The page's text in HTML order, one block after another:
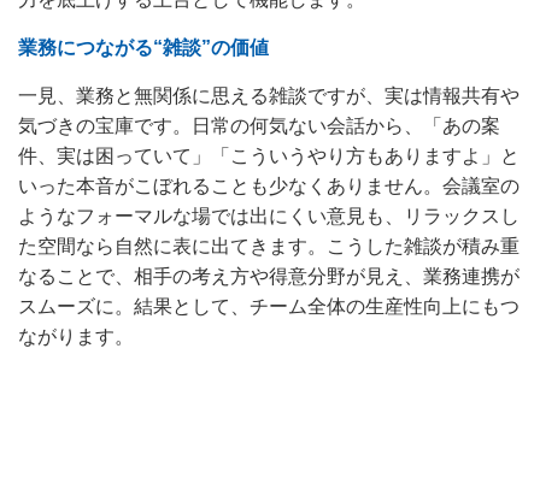
業務につながる“雑談”の価値
一見、業務と無関係に思える雑談ですが、実は情報共有や
気づきの宝庫です。日常の何気ない会話から、「あの案
件、実は困っていて」「こういうやり方もありますよ」と
いった本音がこぼれることも少なくありません。会議室の
ようなフォーマルな場では出にくい意見も、リラックスし
た空間なら自然に表に出てきます。こうした雑談が積み重
なることで、相手の考え方や得意分野が見え、業務連携が
スムーズに。結果として、チーム全体の生産性向上にもつ
ながります。